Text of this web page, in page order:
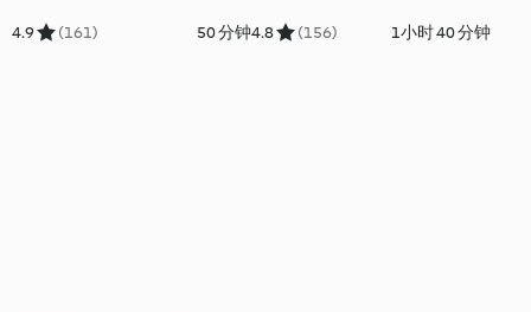
4.9 (161) 50 分钟4.8 (156) 1小时 40 分钟